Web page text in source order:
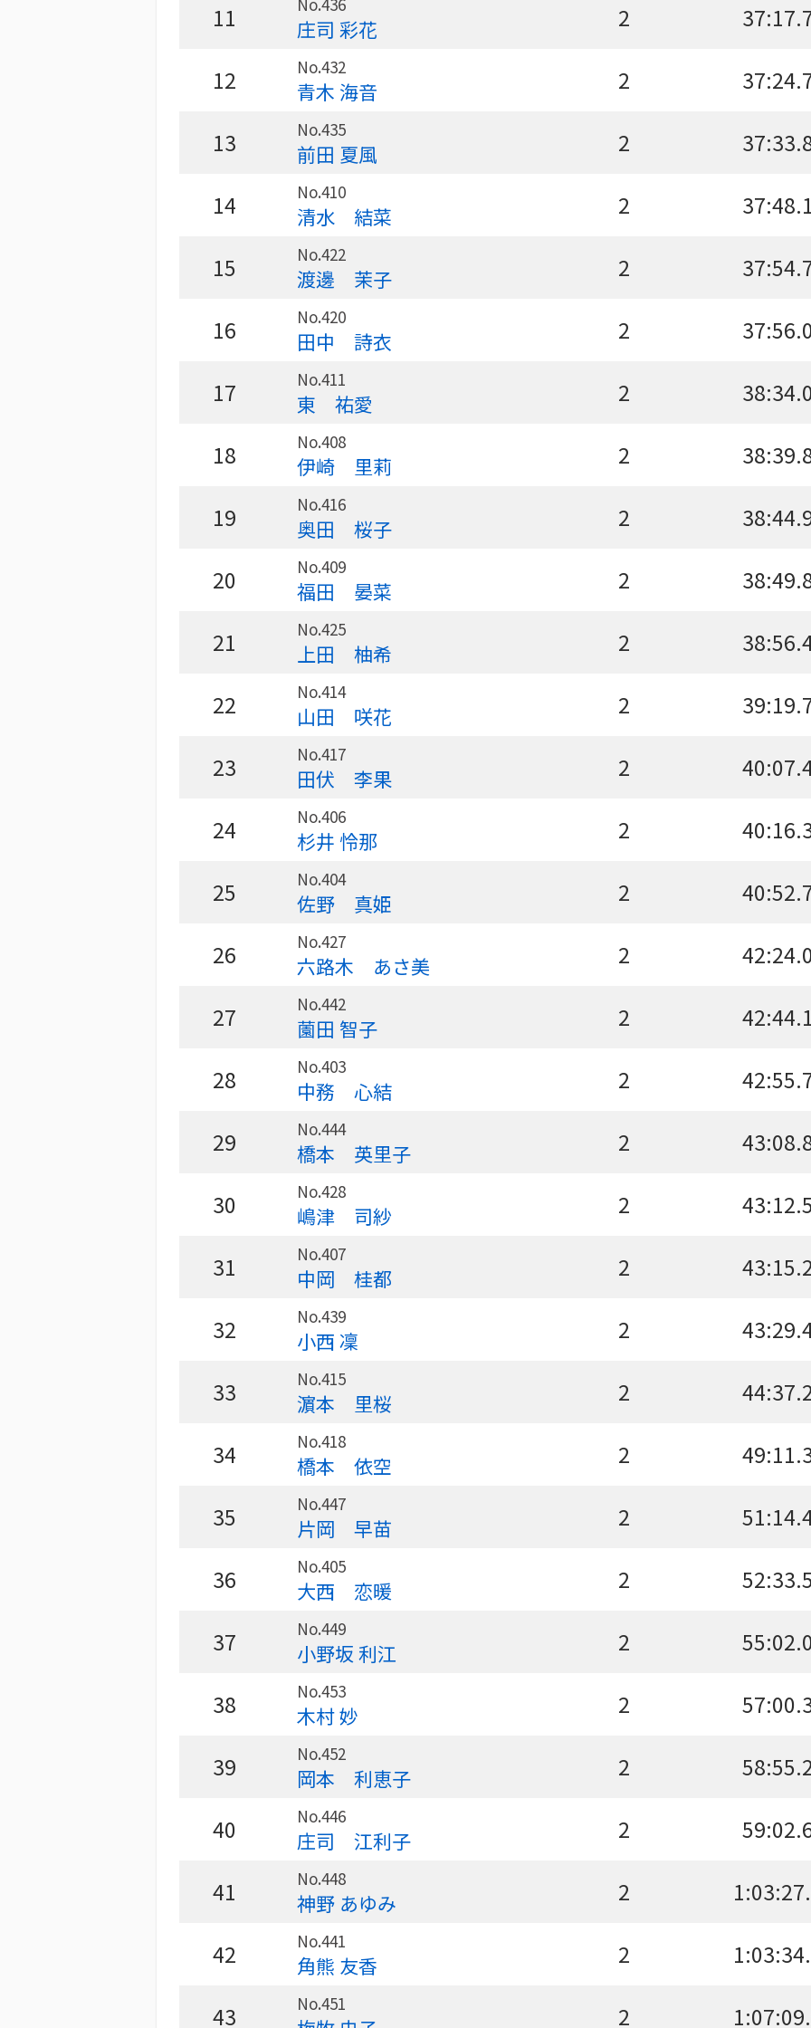
11 庄司 彩花 2
12 No.432
青木 海音 2
13 No.435
前田 夏風 2
14 No.410
清水 結菜 2 37:48.1
15 No.422
渡邊 茉子 2
16 No.420
田中 詩衣 2
17 No.411
東 祐愛 2
18 No.408
伊崎 里莉 2
19 No.416
奥田 桜子 2
20 No.409
福田 晏菜 2
21 No.425
上田 柚希 2
22 No.414
山田 咲花 2
23 No.417
田伏 李果 2
24 No.406
杉井 怜那 2
25 No.404
佐野 真姫 2
26 No.427
六路木 あさ美 2
27 No.442
薗田 智子 2 42:44.1
28 No.403
中務 心結 2
29 No.444
橋本 英里子 2
30 No.428
嶋津 司紗 2 43:12.5
31 No.407
中岡 桂都 2
32 No.439
小西 凜 2
33 No.415
濵本 里桜 2
34 No.418
橋本 依空 2
35 No.447
片岡 早苗 2
36 No.405
大西 恋暖 2 52:33.5
37 No.449
小野坂 利江 2
38 No.453
木村 妙 2
39 No.452
岡本 利恵子 2
40 No.446
庄司 江利子 2
41 No.448
神野 あゆみ 2
42 No.441
角熊 友香 2
43 No.451 2